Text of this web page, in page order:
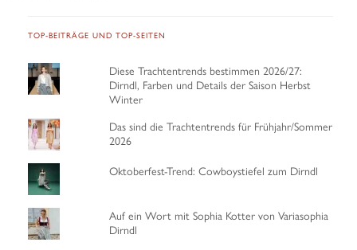
TOP-BEITRÄGE UND TOP-SEITEN
Diese Trachtentrends bestimmen 2026/27:
Dirndl, Farben und Details der Saison Herbst
Winter
Das sind die Trachtentrends für Frühjahr/Sommer
2026
Oktoberfest-Trend: Cowboystiefel zum Dirndl
Auf ein Wort mit Sophia Kotter von Variasophia
Dirndl